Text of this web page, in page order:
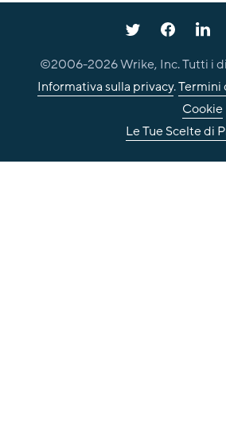
©2006-2026Wrike, Inc. Tutti i
Informativa sulla privacy.Termini
Cookie
Le Tue Scelte di